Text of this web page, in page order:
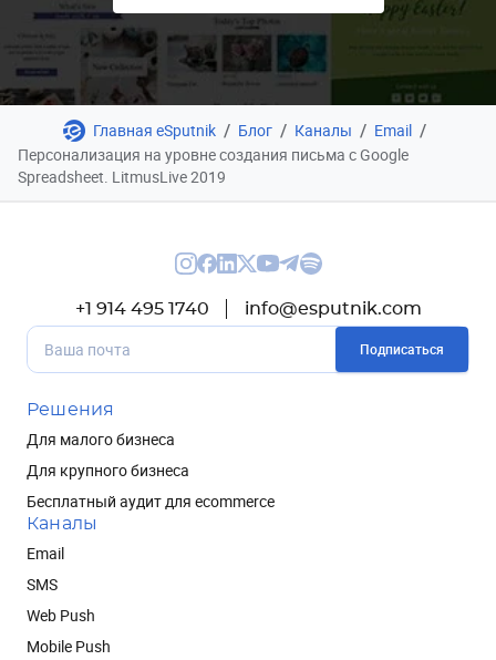
Главная eSputnik / Блог / Каналы / Email /
Персонализация на уровне создания письма с Google
Spreadsheet. LitmusLive 2019
+1 914 495 1740 info@esputnik.com
Подписаться
Решения
Для малого бизнеса
Для крупного бизнеса
Бесплатный аудит для ecommerce
Каналы
Email
SMS
Web Push
Mobile Push